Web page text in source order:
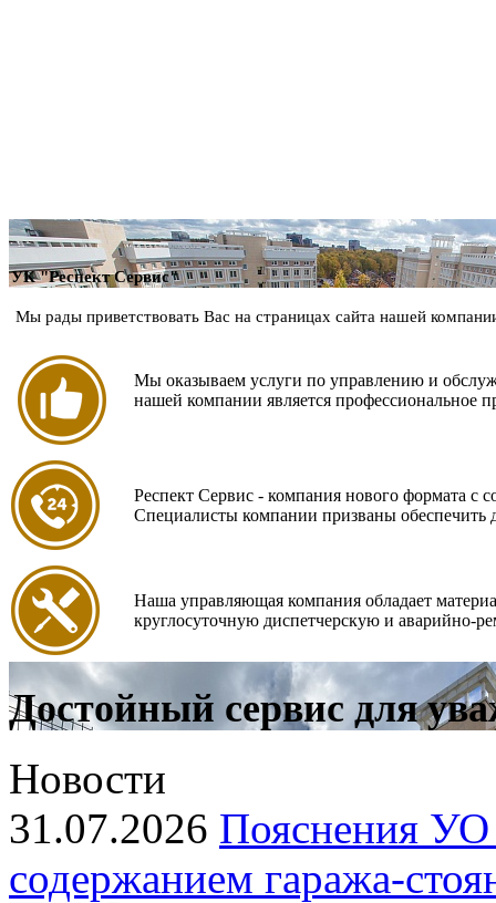
УК "Респект Сервис"
Мы рады приветствовать Вас на страницах сайта нашей
Мы оказываем услуги по управлению и
нашей компании является
Респект Сервис - компания нового формата
Специалисты компании призваны
Наша управляющая компания обладает
круглосуточную диспетчерскую и аварийно-
Достойный сервис для
Новости
31.07.2026 Пояснения УО
содержанием